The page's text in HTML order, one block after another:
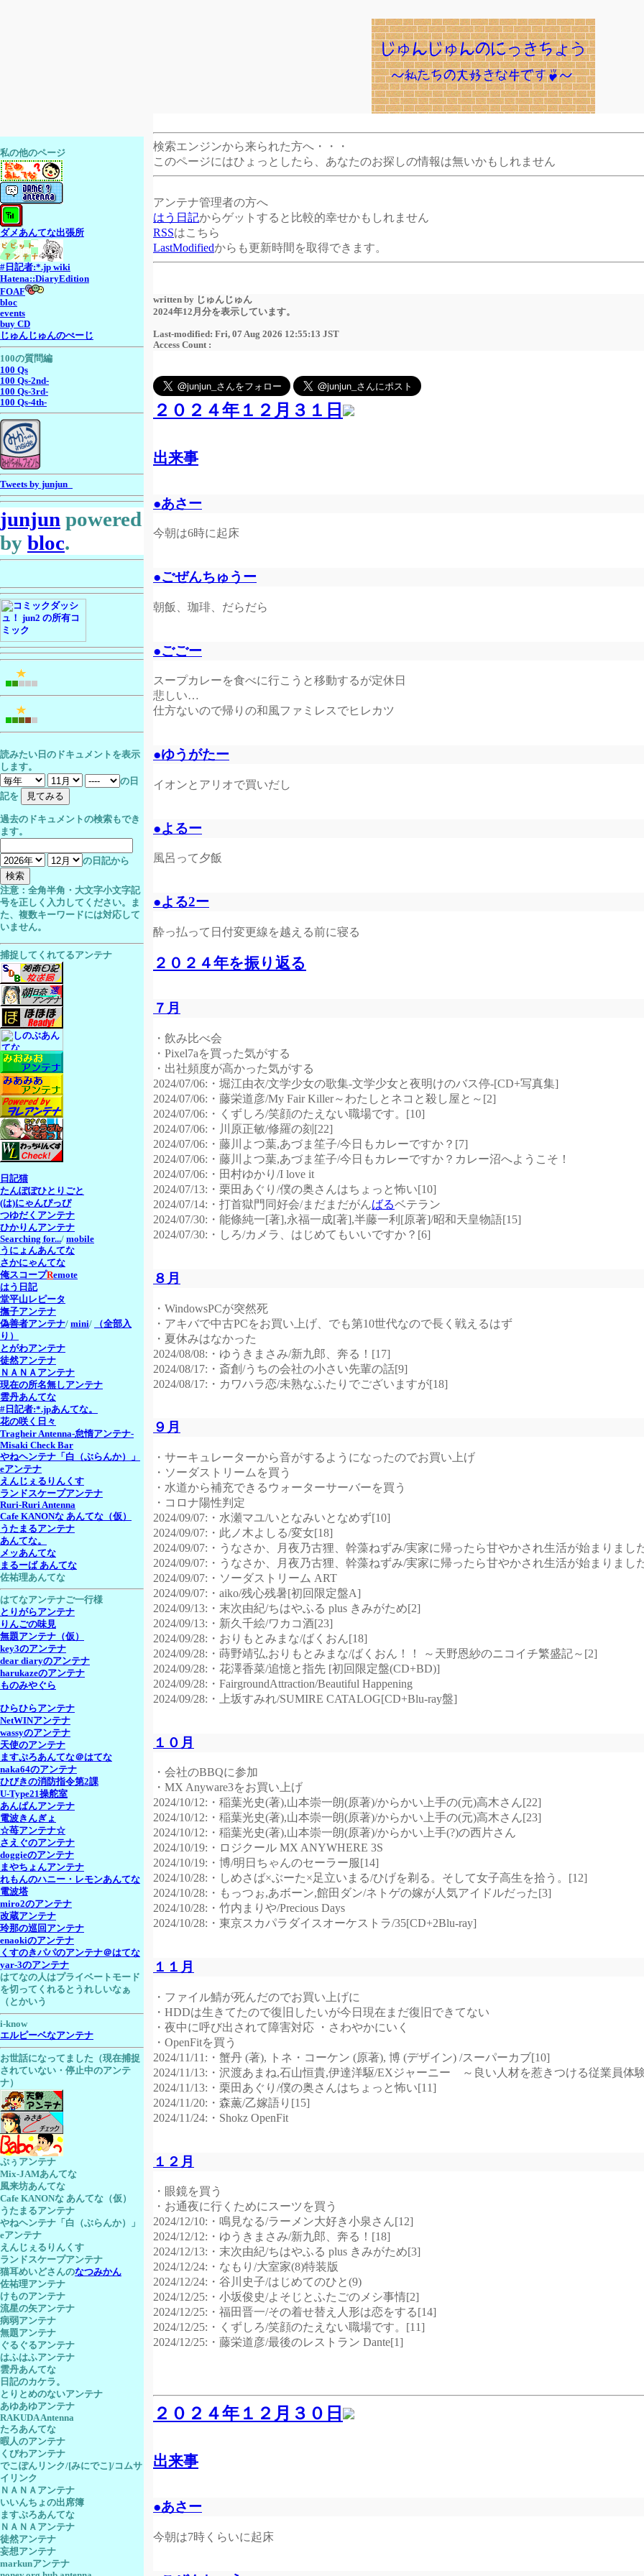
検索エンジンから来られた方へ・・・
このページにはひょっとしたら、あなたのお探しの情報は無いかもしれません
アンテナ管理者の方へ
はう日記からゲットすると比較的幸せかもしれません
RSSはこちら
LastModifiedからも更新時間を取得できます。
written by じゅんじゅん
2024年12月分を表示しています。
Last-modified: Fri, 07 Aug 2026 12:55:13 JST
Access Count :
２０２４年１２月３１日
出来事
●あさー
今朝は6時に起床
●ごぜんちゅうー
朝飯、珈琲、だらだら
●ごごー
スープカレーを食べに行こうと移動するが定休日
悲しい…
仕方ないので帰りの和風ファミレスでヒレカツ
●ゆうがたー
イオンとアリオで買いだし
●よるー
風呂って夕飯
●よる2ー
酔っ払って日付変更線を越える前に寝る
２０２４年を振り返る
７月
・飲み比べ会
・Pixel7aを買った気がする
・出社頻度が高かった気がする
2024/07/06:・堀江由衣/文学少女の歌集-文学少女と夜明けのバス停-[CD+写真集]
2024/07/06:・藤栄道彦/My Fair Killer～わたしとネコと殺し屋と～[2]
2024/07/06:・くずしろ/笑顔のたえない職場です。[10]
2024/07/06:・川原正敏/修羅の刻[22]
2024/07/06:・藤川よつ葉,あづま笙子/今日もカレーですか？[7]
2024/07/06:・藤川よつ葉,あづま笙子/今日もカレーですか？カレー沼へようこそ！
2024/07/06:・田村ゆかり/I love it
2024/07/13:・栗田あぐり/僕の奥さんはちょっと怖い[10]
2024/07/14:・打首獄門同好会/まだまだがんばるベテラン
2024/07/30:・能條純一[著],永福一成[著],半藤一利[原著]/昭和天皇物語[15]
2024/07/30:・しろ/カメラ、はじめてもいいですか？[6]
８月
・WindowsPCが突然死
・アキバで中古PCをお買い上げ、でも第10世代なので長く戦えるはず
・夏休みはなかった
2024/08/08:・ゆうきまさみ/新九郎、奔る！[17]
2024/08/17:・斎創/うちの会社の小さい先輩の話[9]
2024/08/17:・カワハラ恋/未熟なふたりでございますが[18]
９月
・サーキュレーターから音がするようになったのでお買い上げ
・ソーダストリームを買う
・水道から補充できるウォーターサーバーを買う
・コロナ陽性判定
2024/09/07:・水瀬マユ/いとなみいとなめず[10]
2024/09/07:・此ノ木よしる/変女[18]
2024/09/07:・うなさか、月夜乃古狸、幹藻ねずみ/実家に帰ったら甘やかされ生活が始まりまし
2024/09/07:・うなさか、月夜乃古狸、幹藻ねずみ/実家に帰ったら甘やかされ生活が始まりまし
2024/09/07:・ソーダストリーム ART
2024/09/07:・aiko/残心残暑[初回限定盤A]
2024/09/13:・末次由紀/ちはやふる plus きみがため[2]
2024/09/13:・新久千絵/ワカコ酒[23]
2024/09/28:・おりもとみまな/ばくおん[18]
2024/09/28:・蒔野靖弘,おりもとみまな/ばくおん！！ ～天野恩紗のニコイチ繁盛記～[2]
2024/09/28:・花澤香菜/追憶と指先 [初回限定盤(CD+BD)]
2024/09/28:・FairgroundAttraction/Beautiful Happening
2024/09/28:・上坂すみれ/SUMIRE CATALOG[CD+Blu-ray盤]
１０月
・会社のBBQに参加
・MX Anyware3をお買い上げ
2024/10/12:・稲葉光史(著),山本崇一朗(原著)/からかい上手の(元)高木さん[22]
2024/10/12:・稲葉光史(著),山本崇一朗(原著)/からかい上手の(元)高木さん[23]
2024/10/12:・稲葉光史(著),山本崇一朗(原著)/からかい上手(?)の西片さん
2024/10/19:・ロジクール MX ANYWHERE 3S
2024/10/19:・博/明日ちゃんのセーラー服[14]
2024/10/28:・しめさば×ぶーた×足立いまる/ひげを剃る。そして女子高生を拾う。[12]
2024/10/28:・もっつぉ,あボーン,館田ダン/ネトゲの嫁が人気アイドルだった[3]
2024/10/28:・竹内まりや/Precious Days
2024/10/28:・東京スカパラダイスオーケストラ/35[CD+2Blu-ray]
１１月
・ファイル鯖が死んだのでお買い上げに
・HDDは生きてたので復旧したいが今日現在まだ復旧できてない
・夜中に呼び出されて障害対応 ・さわやかにいく
・OpenFitを買う
2024/11/11:・蟹丹 (著), トネ・コーケン (原著), 博 (デザイン) /スーパーカブ[10]
2024/11/13:・沢渡あまね,石山恒貴,伊達洋駆/EXジャーニー ～良い人材を惹きつける従業員体
2024/11/13:・栗田あぐり/僕の奥さんはちょっと怖い[11]
2024/11/20:・森薫/乙嫁語り[15]
2024/11/24:・Shokz OpenFit
１２月
・眼鏡を買う
・お通夜に行くためにスーツを買う
2024/12/10:・鳴見なる/ラーメン大好き小泉さん[12]
2024/12/12:・ゆうきまさみ/新九郎、奔る！[18]
2024/12/13:・末次由紀/ちはやふる plus きみがため[3]
2024/12/24:・なもり/大室家(8)特装版
2024/12/24:・谷川史子/はじめてのひと(9)
2024/12/25:・小坂俊史/よそじとふたごのメシ事情[2]
2024/12/25:・福田晋一/その着せ替え人形は恋をする[14]
2024/12/25:・くずしろ/笑顔のたえない職場です。[11]
2024/12/25:・藤栄道彦/最後のレストラン Dante[1]
２０２４年１２月３０日
出来事
●あさー
今朝は7時くらいに起床
私の他のページ
ダメあんてな出張所
#日記者:*.jp wiki
Hatena::DiaryEdition
FOAF
bloc
events
buy CD
じゅんじゅんのぺーじ
100の質問編
100 Qs
100 Qs-2nd-
100 Qs-3rd-
100 Qs-4th-
Tweets by junjun_
junjun powered
by bloc.
読みたい日のドキュメントを表示
します。
の日
記を
過去のドキュメントの検索もでき
ます。
の日記から
注意：全角半角・大文字小文字記
号を正しく入力してください。ま
た、複数キーワードには対応して
いません。
捕捉してくれてるアンテナ
日記猫
たんぽぽひとりごと
(は)にゃんぴっぴ
つゆだくアンテナ
ひかりんアンテナ
Searching for.../ mobile
うにょんあんてな
さかにゃんてな
俺スコープRemote
はう日記
堂平山レピータ
撫子アンテナ
偽善者アンテナ/ mini/
（全部入
り）
とがわアンテナ
徒然アンテナ
ＮＡＮＡアンテナ
現在の所名無しアンテナ
雲丹あんてな
#日記者:*.jpあんてな。
花の咲く日々
Tragheir Antenna-怠惰アンテナ-
Misaki Check Bar
やねヘンテナ「白（ぶらんか）」
eアンテナ
えんじぇるりんくす
ランドスケープアンテナ
Ruri-Ruri Antenna
Cafe KANONな あんてな（仮）
うたまるアンテナ
あんてな。
メッあんてな
まるーば あんてな
佐祐理あんてな
はてなアンテナご一行様
とりがらアンテナ
りんごの味見
無題アンテナ（仮）
key3のアンテナ
dear diaryのアンテナ
harukazeのアンテナ
ものみやぐら
ひらひらアンテナ
NetWINアンテナ
wassyのアンテナ
天使のアンテナ
ますぷろあんてな＠はてな
naka64のアンテナ
ひびきの消防指令第2課
U-Type21操舵室
あんぱんアンテナ
電波きんぎょ
☆苺アンテナ☆
さえぐのアンテナ
doggieのアンテナ
まやちょんアンテナ
れもんのハニー・レモンあんてな
電波塔
miro2のアンテナ
改蔵アンテナ
玲那の巡回アンテナ
enaokiのアンテナ
くすのきパパのアンテナ＠はてな
yar-3のアンテナ
はてなの人はプライベートモード
を切ってくれるとうれしいなぁ
（とかいう
i-know
エルピーベなアンテナ
お世話になってました（現在捕捉
されていない・停止中のアンテ
ナ）
ぷぅアンテナ
Mix-JAMあんてな
風来坊あんてな
Cafe KANONな あんてな（仮）
うたまるアンテナ
やねヘンテナ「白（ぶらんか）」
eアンテナ
えんじぇるりんくす
ランドスケープアンテナ
猫耳めいどさんのなつみかん
佐祐理アンテナ
けものアンテナ
流星の矢アンテナ
病弱アンテナ
無題アンテナ
ぐるぐるアンテナ
はふはふアンテナ
雲丹あんてな
日記のカケラ。
とりとめのないアンテナ
あゆあゆアンテナ
RAKUDA Antenna
たろあんてな
暇人のアンテナ
くびわアンテナ
でこぽんリンク/[みにでこ]/コムサ
イリンク
ＮＡＮＡアンテナ
いいんちょの出席簿
ますぷろあんてな
ＮＡＮＡアンテナ
徒然アンテナ
妄想アンテナ
markunアンテナ